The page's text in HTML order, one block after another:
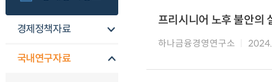
경제정책자료
국내연구자료
프리시니어 노후 불안의
하나금융경영연구소